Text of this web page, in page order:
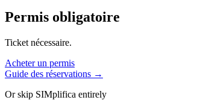
Permis obligatoire
Ticket nécessaire.
Acheter un permis
Guide des réservations →
Or skip SIMplifica entirely